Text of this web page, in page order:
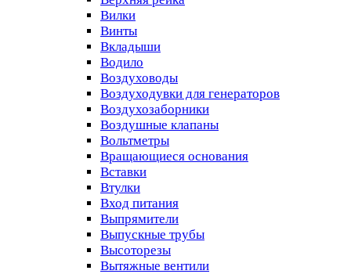
Вилки
Винты
Вкладыши
Водило
Воздуховоды
Воздуходувки для генераторов
Воздухозаборники
Воздушные клапаны
Вольтметры
Вращающиеся основания
Вставки
Втулки
Вход питания
Выпрямители
Выпускные трубы
Высоторезы
Вытяжные вентили